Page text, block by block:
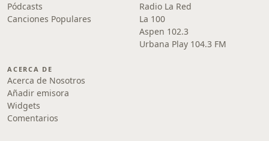
Pódcasts
Canciones Populares
Radio La Red
La 100
Aspen 102.3
Urbana Play 104.3 FM
ACERCA DE
Acerca de Nosotros
Añadir emisora
Widgets
Comentarios